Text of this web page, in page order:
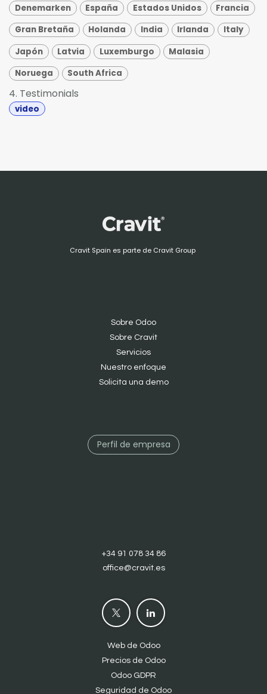
Denemarken
España Estados Unidos
Francia
Gran Bretaña
Holanda India Irlanda
Italy
Japón
Latvia Luxemburgo
Malasia
Noruega
South Africa
4. Testimonials
video
Cravit Spain es parte de Cravit Group
Sobre Odoo
Sobre Cravit
Servicios
Nuestro enfoque
Solicita una demo
Perfil de empresa
+34 91 078 34 86
office@cravit.es
Web de Odoo
Precios de Odoo
Odoo GDPR
Seguridad de Odoo